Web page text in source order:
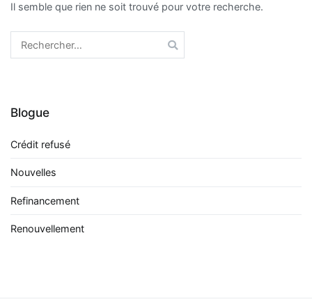
Il semble que rien ne soit trouvé pour votre recherche.
Rechercher :
Blogue
Crédit refusé
Nouvelles
Refinancement
Renouvellement